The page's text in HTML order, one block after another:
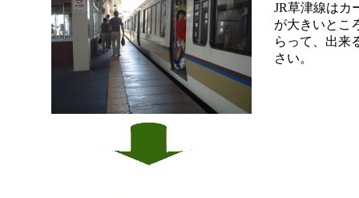
JR草津線はカ
が大きいとこ
らって、出来
さい。